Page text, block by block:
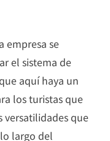
empresa se
el sistema de
aquí haya un
los turistas que
versatilidades que
largo del